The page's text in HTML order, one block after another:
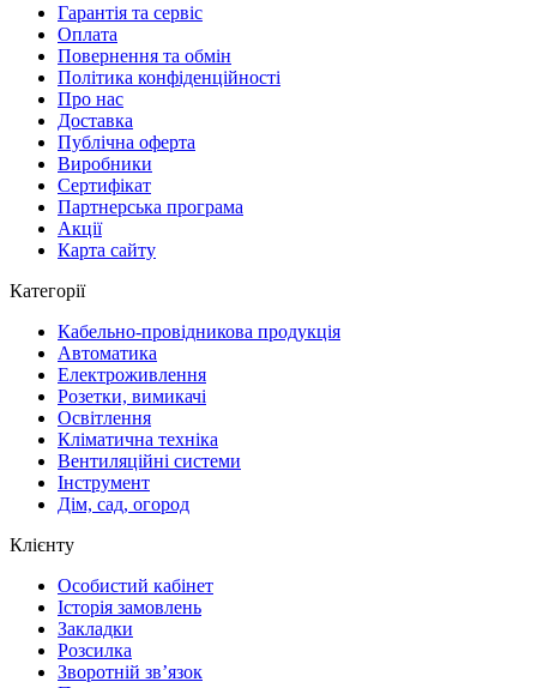
Гарантія та сервіс
Оплата
Повернення та обмін
Політика конфіденційності
Про нас
Доставка
Публічна оферта
Виробники
Сертифікат
Партнерська програма
Акції
Карта сайту
Категорії
Кабельно-провідникова продукція
Автоматика
Електроживлення
Розетки, вимикачі
Освітлення
Кліматична техніка
Вентиляційні системи
Інструмент
Дім, сад, огород
Клієнту
Особистий кабінет
Історія замовлень
Закладки
Розсилка
Зворотній зв’язок